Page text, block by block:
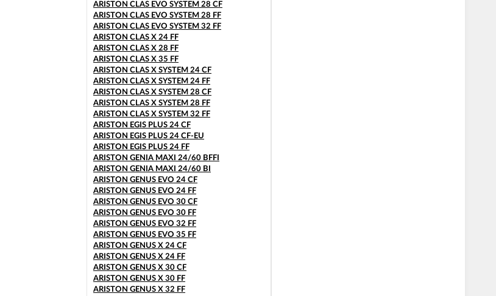
ARISTON CLAS EVO SYSTEM 28 CF
ARISTON CLAS EVO SYSTEM 28 FF
ARISTON CLAS EVO SYSTEM 32 FF
ARISTON CLAS X 24 FF
ARISTON CLAS X 28 FF
ARISTON CLAS X 35 FF
ARISTON CLAS X SYSTEM 24 CF
ARISTON CLAS X SYSTEM 24 FF
ARISTON CLAS X SYSTEM 28 CF
ARISTON CLAS X SYSTEM 28 FF
ARISTON CLAS X SYSTEM 32 FF
ARISTON EGIS PLUS 24 CF
ARISTON EGIS PLUS 24 CF-EU
ARISTON EGIS PLUS 24 FF
ARISTON GENIA MAXI 24/60 BFFI
ARISTON GENIA MAXI 24/60 BI
ARISTON GENUS EVO 24 CF
ARISTON GENUS EVO 24 FF
ARISTON GENUS EVO 30 CF
ARISTON GENUS EVO 30 FF
ARISTON GENUS EVO 32 FF
ARISTON GENUS EVO 35 FF
ARISTON GENUS X 24 CF
ARISTON GENUS X 24 FF
ARISTON GENUS X 30 CF
ARISTON GENUS X 30 FF
ARISTON GENUS X 32 FF